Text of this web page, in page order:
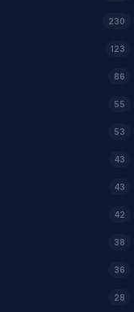
230
123
86
55
53
43
43
42
38
36
28